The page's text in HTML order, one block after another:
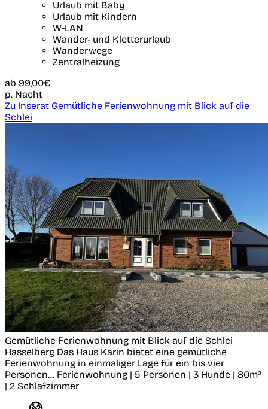
Urlaub mit Baby
Urlaub mit Kindern
W-LAN
Wander- und Kletterurlaub
Wanderwege
Zentralheizung
ab 99,00€
p. Nacht
Zu Inserat Gemütliche Ferienwohnung mit Blick auf die
Schlei
Gemütliche Ferienwohnung mit Blick auf die Schlei
Hasselberg Das Haus Karin bietet eine gemütliche
Ferienwohnung in einmaliger Lage für ein bis vier
Personen... Ferienwohnung | 5 Personen | 3 Hunde | 80m²
| 2 Schlafzimmer